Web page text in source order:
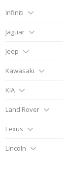
Infiniti
Jaguar
Jeep
Kawasaki
KIA
Land Rover
Lexus
Lincoln